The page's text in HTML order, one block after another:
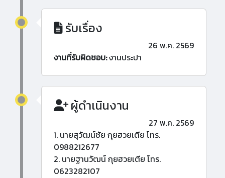
รับเรื่อง
26 พ.ค. 2569
งานที่รับผิดชอบ:งานประปา
ผู้ดำเนินงาน
27 พ.ค. 2569
1. นายสุวัฒน์ชัย กุยฮวยเตีย โทร.
0988212677
2. นายฐานวัฒน์ กุยฮวยเตีย โทร.
0623282107